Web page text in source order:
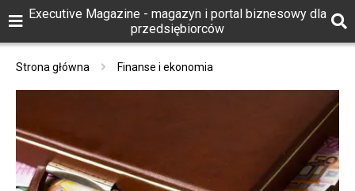
Executive Magazine - magazyn i portal biznesowy dla
przedsiębiorców
Strona główna Finanse i ekonomia